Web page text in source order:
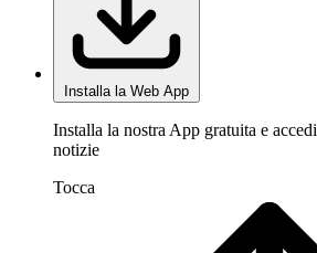
Installa la Web App
Installa la nostra App gratuita e
notizie
Tocca